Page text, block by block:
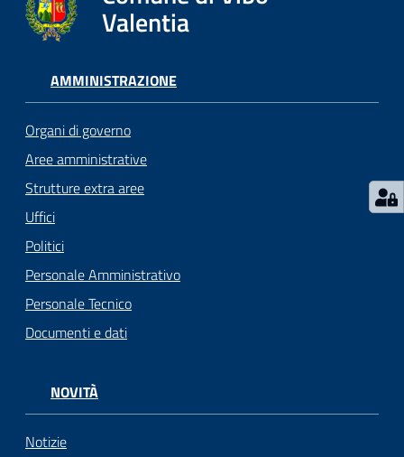
argomenti...
Seguici
su
Valentia
AMMINISTRAZIONE
Organi di governo
Aree amministrative
Strutture extra aree
Uffici
Politici
Personale Amministrativo
Personale Tecnico
Documenti e dati
NOVITÀ
Notizie